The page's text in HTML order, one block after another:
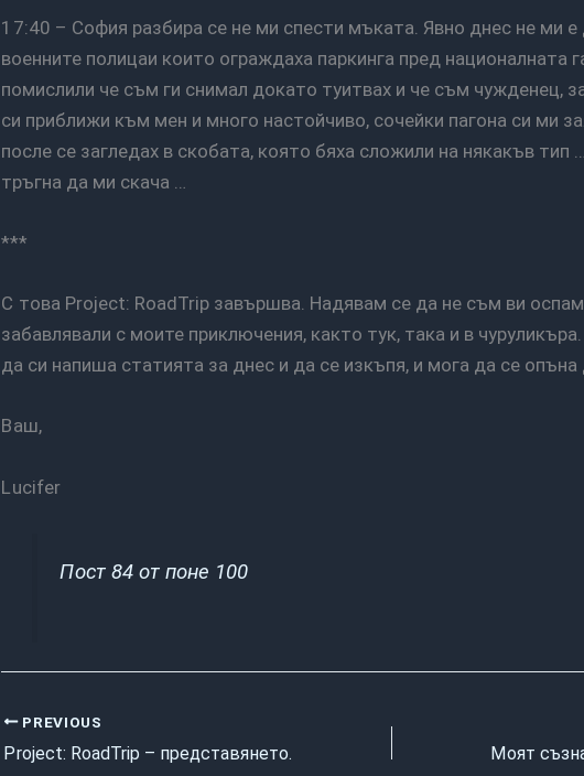
17:40 – София разбира се не ми спести мъката. Явно днес не ми е ден – загледах се във
военните полицаи които ограждаха паркинга пред националната
помислили че съм ги снимал докато туитвах и че съм чужденец,
си приближи към мен и много настойчиво, сочейки пагона си ми
после се загледах в скобата, която бяха сложили на някакъв тип
тръгна да ми скача …
***
С това Project: RoadTrip завършва. Надявам се да не съм ви оспамил много и да сте се
забавлявали с моите приключения, както тук, така и в
да си напиша статията за днес и да се изкъпя, и мога да се опъна
Ваш,
Lucifer
Пост 84 от поне 100
PREVIOUS
Project: RoadTrip – представянето. Моят